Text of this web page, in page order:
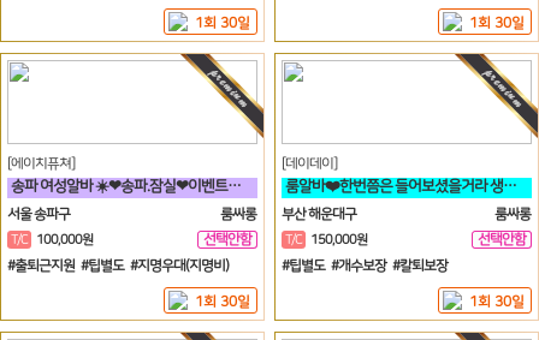
1회 30일 1회 30일
[에이치퓨쳐]
송파 여성알바 ☀️❤송파.잠실❤이벤트중❤티씨10만❤평균10개❤☀️
서울 송파구
룸싸롱
T/C 100,000원
선택안함
일
#출퇴근지원 #팁별도 #지명우대(지명비)
1회 30일
[데이데이]
룸알바❤️한번쯤은 들어보셨을거라 생각합니다 해운대 하면 퀄리티 입니다❤️
부산 해운대구
룸싸롱
T/C 150,000원
선택안함
일
#팁별도 #개수보장 #칼퇴보장
1회 30일